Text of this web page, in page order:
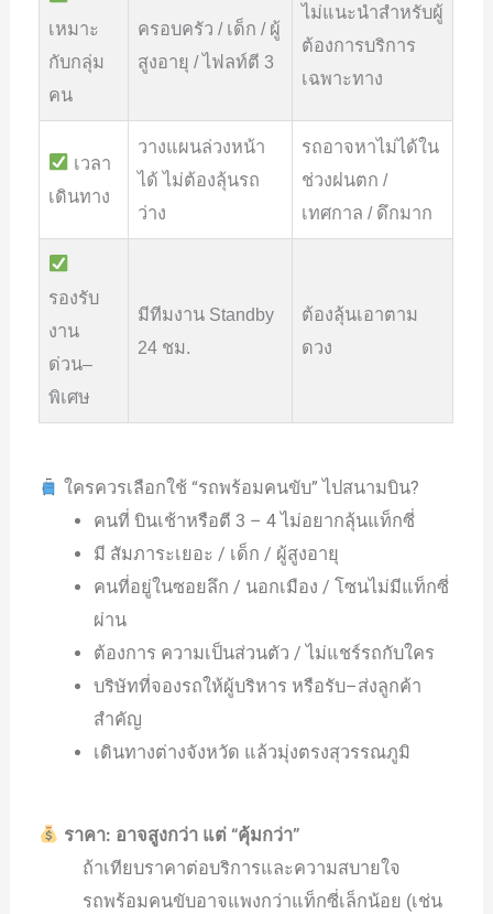
เหมาะ
กับกลุ่ม
คน
ครอบครัว / เด็ก / ผู้
สูงอายุ / ไฟลท์ตี 3
ไม่แนะนำสำหรับผู้
ต้องการบริการ
เฉพาะทาง
เวลา
เดินทาง
วางแผนล่วงหน้า
ได้ ไม่ต้องลุ้นรถ
ว่าง
รถอาจหาไม่ได้ใน
ช่วงฝนตก /
เทศกาล / ดึกมาก
รองรับ
งาน
ด่วน–
พิเศษ
มีทีมงาน Standby
24 ชม.
ต้องลุ้นเอาตาม
ดวง
ใครควรเลือกใช้ “รถพร้อมคนขับ” ไปสนามบิน?
คนที่ บินเช้าหรือตี 3 – 4 ไม่อยากลุ้นแท็กซี่
มี สัมภาระเยอะ / เด็ก / ผู้สูงอายุ
คนที่อยู่ในซอยลึก / นอกเมือง / โซนไม่มีแท็กซี่
ผ่าน
ต้องการ ความเป็นส่วนตัว / ไม่แชร์รถกับใคร
บริษัทที่จองรถให้ผู้บริหาร หรือรับ–ส่งลูกค้า
สำคัญ
เดินทางต่างจังหวัด แล้วมุ่งตรงสุวรรณภูมิ
ราคา: อาจสูงกว่า แต่ “คุ้มกว่า”
ถ้าเทียบราคาต่อบริการและความสบายใจ
รถพร้อมคนขับอาจแพงกว่าแท็กซี่เล็กน้อย (เช่น